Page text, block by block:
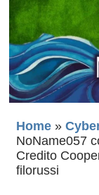
Home »
NoName057
Credito
filorussi